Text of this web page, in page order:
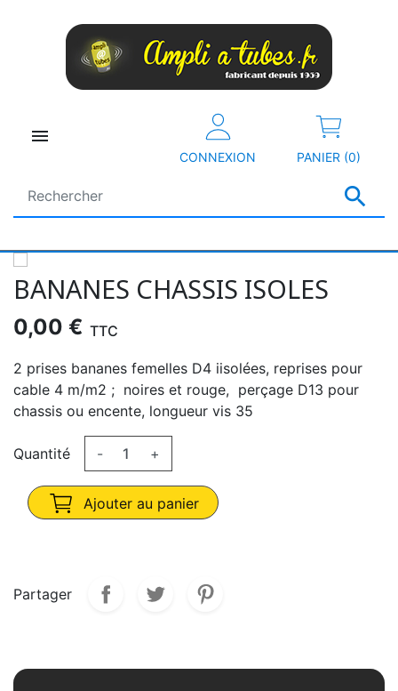


CONNEXION PANIER (0)
BANANES CHASSIS ISOLES
0,00 € TTC
2 prises bananes femelles D4 iisolées, reprises pour
cable 4 m/m2 ; noires et rouge, perçage D13 pour
chassis ou encente, longueur vis 35
Quantité - +
Ajouter au panier
Partager